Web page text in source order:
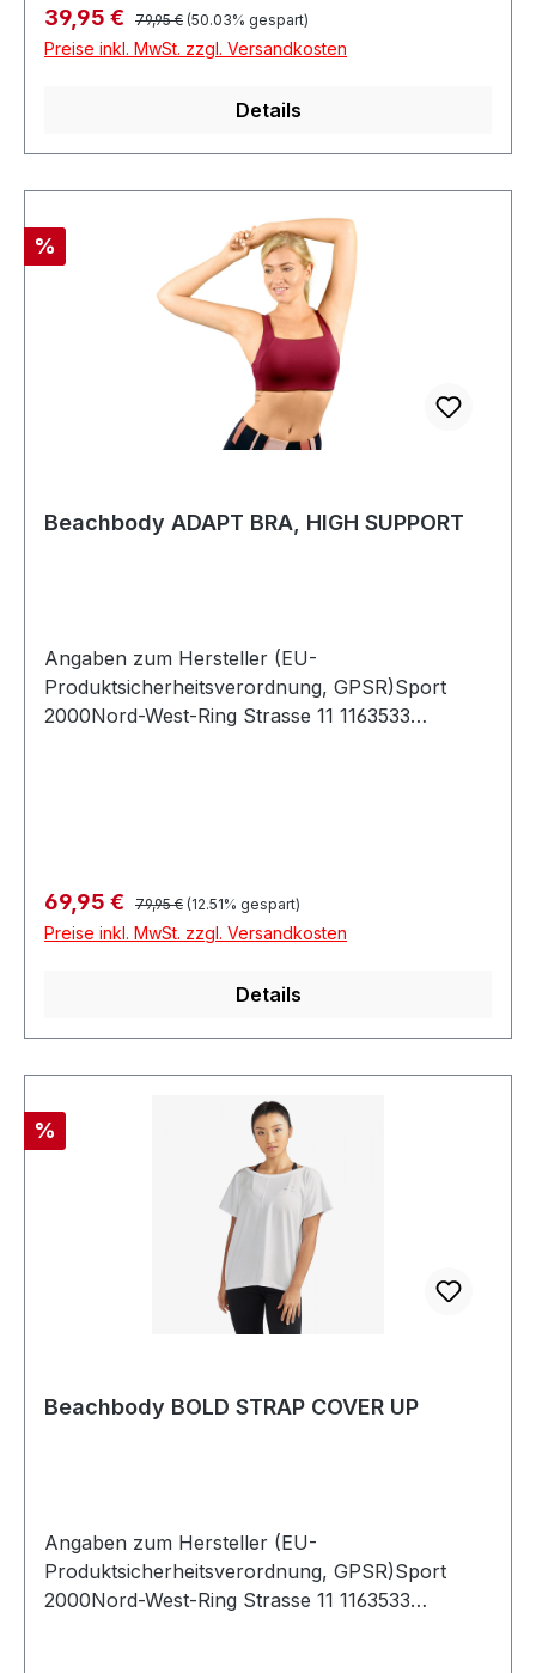
Verkaufspreis:
39,95 € Regulärer Preis:
79,95 € (50.03% gespart)
Preise inkl. MwSt. zzgl. Versandkosten
Details
Rabatt
%
Beachbody ADAPT BRA, HIGH SUPPORT
Angaben zum Hersteller (EU-
Produktsicherheitsverordnung, GPSR)Sport
2000Nord-West-Ring Strasse 11 1163533
Verkaufspreis:
69,95 € Regulärer Preis:
79,95 € (12.51% gespart)
Preise inkl. MwSt. zzgl. Versandkosten
Details
Rabatt
%
Beachbody BOLD STRAP COVER UP
Angaben zum Hersteller (EU-
Produktsicherheitsverordnung, GPSR)Sport
2000Nord-West-Ring Strasse 11 1163533